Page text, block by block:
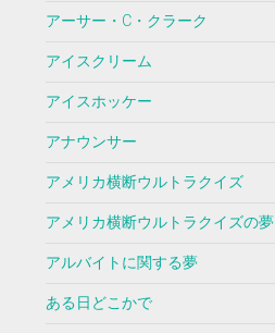
アーサー・C・クラーク
アイスクリーム
アイスホッケー
アナウンサー
アメリカ横断ウルトラクイズ
アメリカ横断ウルトラクイズの夢
アルバイトに関する夢
ある日どこかで